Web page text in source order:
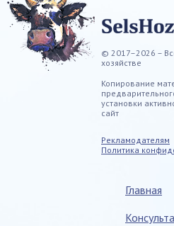
© 2017–2026 –
хозяйстве
Копирование
установки
сайт
Рекламодателям
Политика
Главная